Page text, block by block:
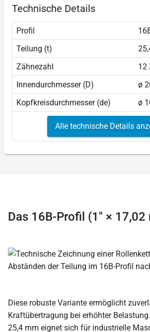
Technische Details
Profil
Teilung (t)
Zähnezahl
12
Innendurchmesser (D)
ø
Kopfkreisdurchmesser (de)
ø
Alle technische Details
Das 16B-Profil (1″ × 17,02
Diese robuste Variante ermöglicht
Kraftübertragung bei erhöhter
25,4 mm eignet sich für industrielle